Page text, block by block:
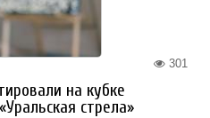
301
на кубке
стрела»